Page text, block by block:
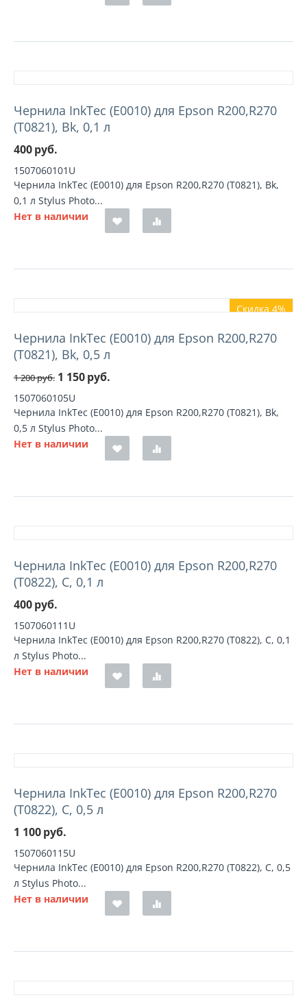
Чернила InkTec (E0010) для Epson R200,R270
(T0821), Bk, 0,1 л
400руб.
1507060101U
Чернила InkTec (E0010) для Epson R200,R270 (T0821), Bk,
0,1 л Stylus Photo...
Нет в наличии
Скидка 4%
Чернила InkTec (E0010) для Epson R200,R270
(T0821), Bk, 0,5 л
1 200руб. 1 150руб.
1507060105U
Чернила InkTec (E0010) для Epson R200,R270 (T0821), Bk,
0,5 л Stylus Photo...
Нет в наличии
Чернила InkTec (E0010) для Epson R200,R270
(T0822), C, 0,1 л
400руб.
1507060111U
Чернила InkTec (E0010) для Epson R200,R270 (T0822), C, 0,1
л Stylus Photo...
Нет в наличии
Чернила InkTec (E0010) для Epson R200,R270
(T0822), C, 0,5 л
1 100руб.
1507060115U
Чернила InkTec (E0010) для Epson R200,R270 (T0822), C, 0,5
л Stylus Photo...
Нет в наличии